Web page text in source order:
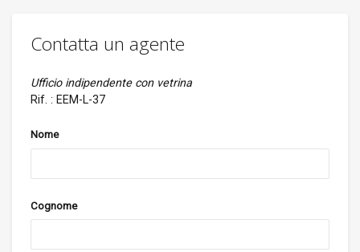
Contatta un agente
Ufficio indipendente con vetrina
Rif. : EEM-L-37
Nome
Cognome